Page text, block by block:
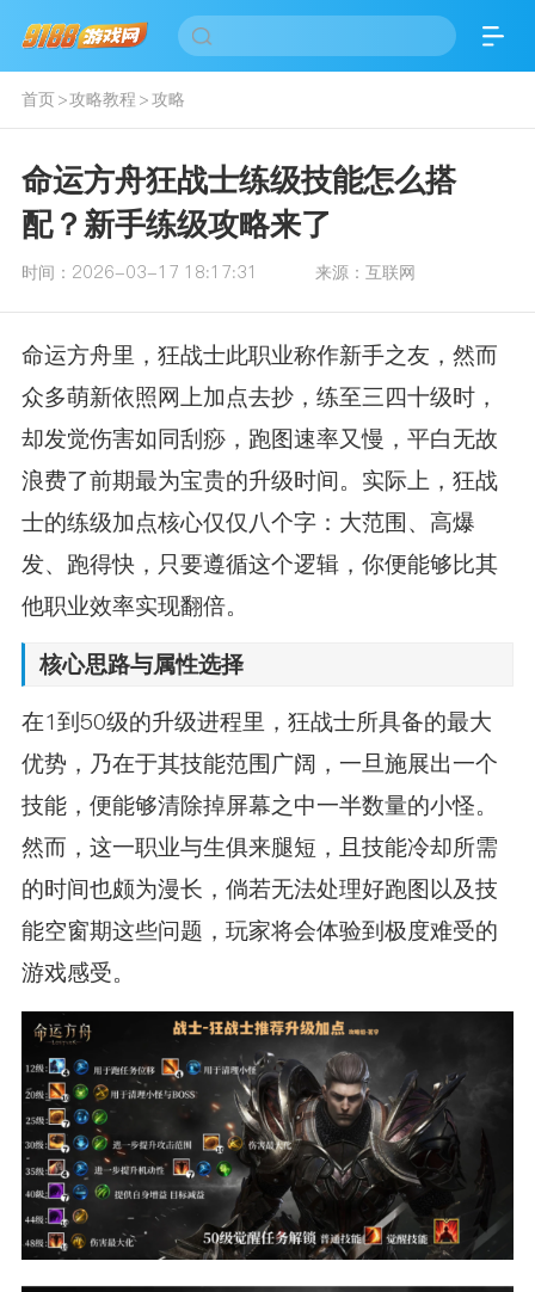
首页>攻略教程 >攻略
命运方舟狂战士练级技能怎么搭
配？新手练级攻略来了
时间： 2026-03-17 18:17:31 来源： 互联网
命运方舟里，狂战士此职业称作新手之友，然而
众多萌新依照网上加点去抄，练至三四十级时，
却发觉伤害如同刮痧，跑图速率又慢，平白无故
浪费了前期最为宝贵的升级时间。实际上，狂战
士的练级加点核心仅仅八个字：大范围、高爆
发、跑得快，只要遵循这个逻辑，你便能够比其
他职业效率实现翻倍。
核心思路与属性选择
在1到50级的升级进程里，狂战士所具备的最大
优势，乃在于其技能范围广阔，一旦施展出一个
技能，便能够清除掉屏幕之中一半数量的小怪。
然而，这一职业与生俱来腿短，且技能冷却所需
的时间也颇为漫长，倘若无法处理好跑图以及技
能空窗期这些问题，玩家将会体验到极度难受的
游戏感受。